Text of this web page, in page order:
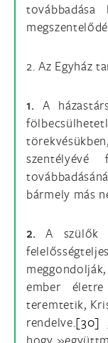
2. Az Egyház
1.A
szentélyévé
bármely más
2.A szülők
ember
teremtetik,
rendelve.[30]